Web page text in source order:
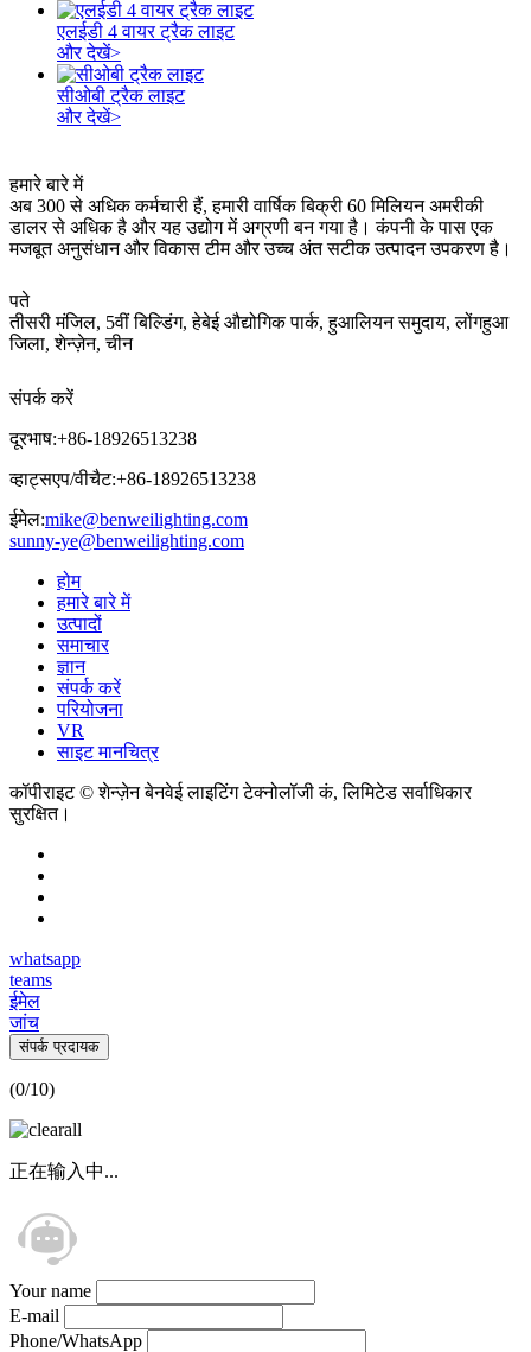
एलईडी 4 वायर ट्रैक लाइट
और देखें>
सीओबी ट्रैक लाइट
और देखें>
हमारे बारे में
अब 300 से अधिक कर्मचारी हैं, हमारी वार्षिक बिक्री 60 मिलियन अमरीकी
डालर से अधिक है और यह उद्योग में अग्रणी बन गया है। कंपनी के पास एक
मजबूत अनुसंधान और विकास टीम और उच्च अंत सटीक उत्पादन उपकरण है।
पते
तीसरी मंजिल, 5वीं बिल्डिंग, हेबेई औद्योगिक पार्क, हुआलियन समुदाय, लोंगहुआ
जिला, शेन्ज़ेन, चीन
संपर्क करें
दूरभाष:+86-18926513238
व्हाट्सएप/वीचैट:+86-18926513238
ईमेल:mike@benweilighting.com
sunny-ye@benweilighting.com
होम
हमारे बारे में
उत्पादों
समाचार
ज्ञान
संपर्क करें
परियोजना
VR
साइट मानचित्र
कॉपीराइट © शेन्ज़ेन बेनवेई लाइटिंग टेक्नोलॉजी कं, लिमिटेड सर्वाधिकार
सुरक्षित।
whatsapp
teams
ईमेल
जांच
संपर्क प्रदायक
(0/10)
正在输入中...
Your name
E-mail
Phone/WhatsApp